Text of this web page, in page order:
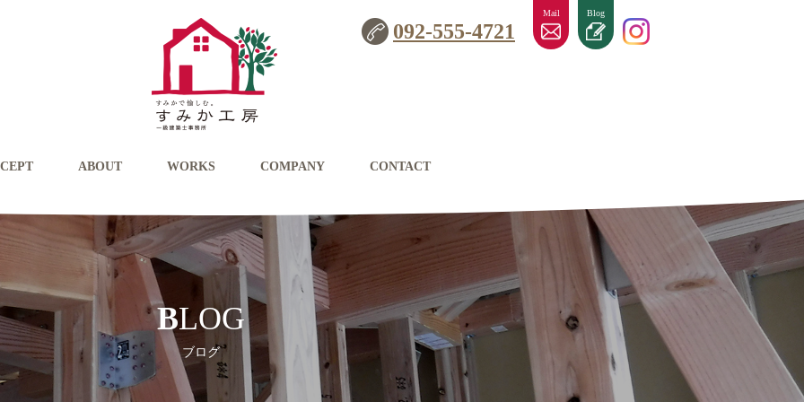
ABOUT WORKS COMPANY CONTACT
092-555-4721
Mail Blog
BLOG
ブログ